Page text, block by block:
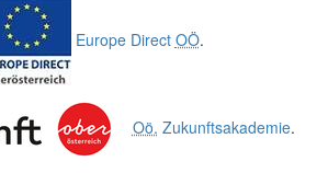
Europe Direct OÖ.
Oö. Zukunftsakademie.